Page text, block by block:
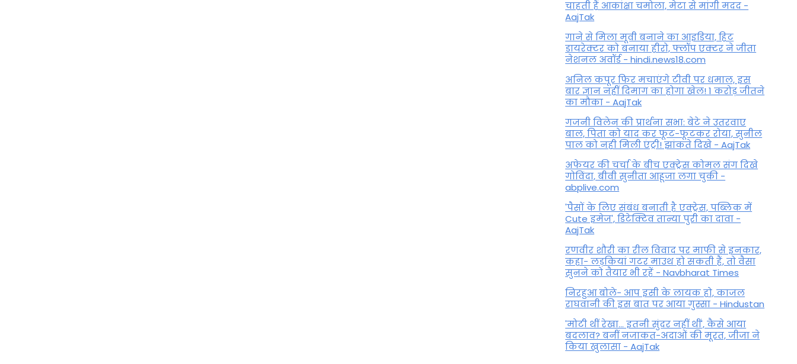
चाहती हैं आकांक्षा चमोला, मेटा से मांगी मदद -
AajTak
गाने से मिला मूवी बनाने का आइडिया, हिट
डायरेक्टर को बनाया हीरो, फ्लॉप एक्टर ने जीता
नेशनल अवॉर्ड - hindi.news18.com
अनिल कपूर फिर मचाएंगे टीवी पर धमाल, इस
बार ज्ञान नहीं दिमाग का होगा खेल! 1 करोड़ जीतने
का मौका - AajTak
गजनी विलेन की प्रार्थना सभा: बेटे ने उतरवाए
बाल, पिता को याद कर फूट-फूटकर रोया, सुनील
पाल को नही मिली एंट्री! झांकते दिखे - AajTak
अफेयर की चर्चा के बीच एक्ट्रेस कोमल संग दिखे
गोविंदा, बीवी सुनीता आहूजा लगा चुकी -
abplive.com
'पैसों के लिए संबंध बनाती है एक्ट्रेस, पब्लिक में
Cute इमेज', डिटेक्टिव तान्या पुरी का दावा -
AajTak
रणवीर शौरी का रील विवाद पर माफी से इनकार,
कहा- लड़कियां गटर माउथ हो सकती हैं, तो वैसा
सुनने को तैयार भी रहें - Navbharat Times
निरहुआ बोले- आप इसी के लायक हो, काजल
राघवानी की इस बात पर आया गुस्सा - Hindustan
'मोटी थीं रेखा... इतनी सुंदर नहीं थीं', कैसे आया
बदलाव? बनीं नजाकत-अदाओं की मूरत, जीजा ने
किया खुलासा - AajTak